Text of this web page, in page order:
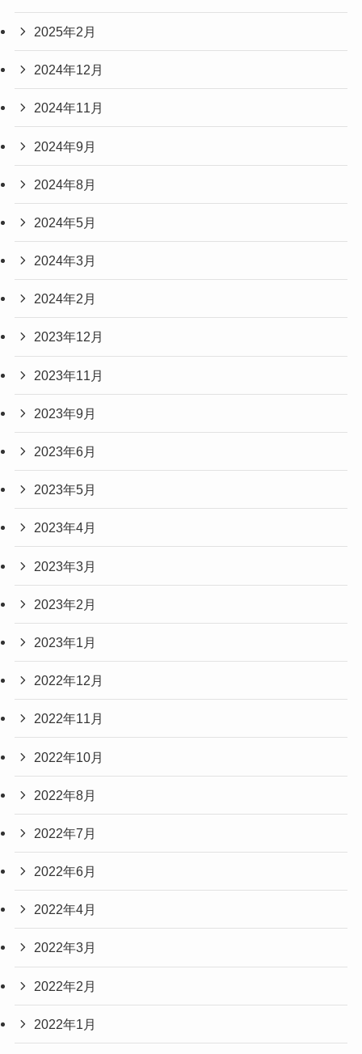
2025年2月
2024年12月
2024年11月
2024年9月
2024年8月
2024年5月
2024年3月
2024年2月
2023年12月
2023年11月
2023年9月
2023年6月
2023年5月
2023年4月
2023年3月
2023年2月
2023年1月
2022年12月
2022年11月
2022年10月
2022年8月
2022年7月
2022年6月
2022年4月
2022年3月
2022年2月
2022年1月